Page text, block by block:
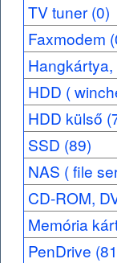
TV tuner (0)
Faxmodem
HDD (
HDD külső
SSD (89)
NAS ( file
CD-ROM,
Memória
PenDrive